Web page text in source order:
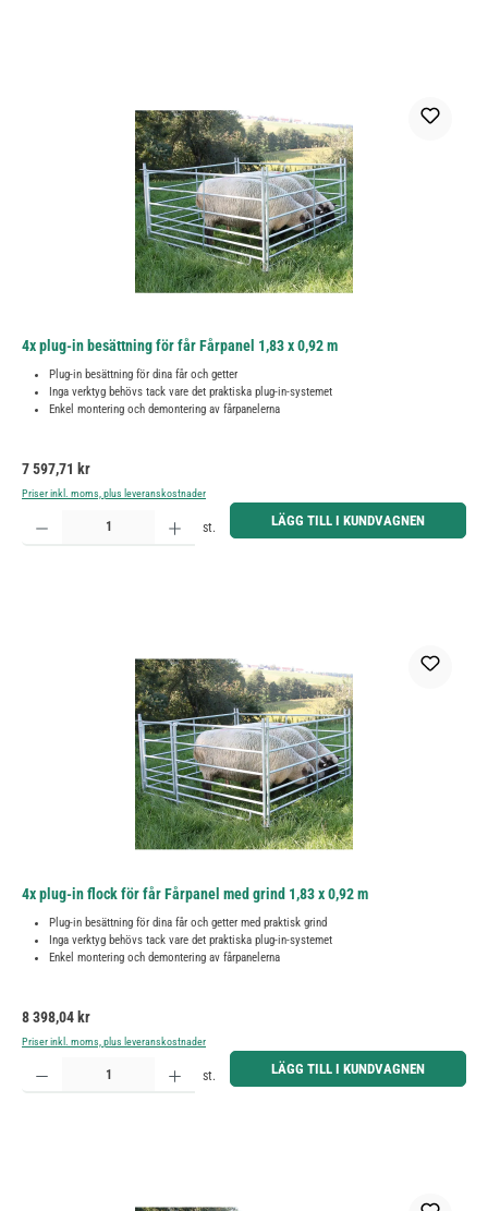
4x plug-in besättning för får Fårpanel 1,83 x 0,92 m
Plug-in besättning för dina får och getter
Inga verktyg behövs tack vare det praktiska plug-in-systemet
Enkel montering och demontering av fårpanelerna
Ordinarie pris:
7 597,71 kr
Priser inkl. moms, plus leveranskostnader
Produktkvantitet: Ange önskat belopp eller använd knapparna för att öka eller minska kvantiteten.
st. LÄGG TILL I KUNDVAGNEN
4x plug-in flock för får Fårpanel med grind 1,83 x 0,92 m
Plug-in besättning för dina får och getter med praktisk grind
Inga verktyg behövs tack vare det praktiska plug-in-systemet
Enkel montering och demontering av fårpanelerna
Ordinarie pris:
8 398,04 kr
Priser inkl. moms, plus leveranskostnader
Produktkvantitet: Ange önskat belopp eller använd knapparna för att öka eller minska kvantiteten.
st. LÄGG TILL I KUNDVAGNEN